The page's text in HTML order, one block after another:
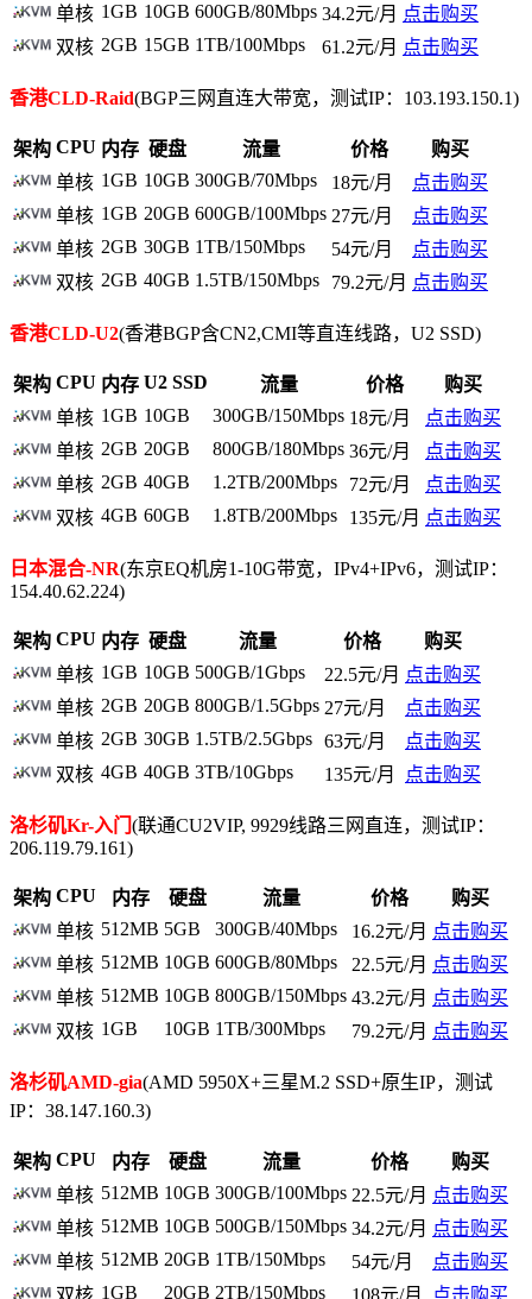
单核 1GB 10GB 600GB/80Mbps 34.2元/月 点击购买
双核 2GB 15GB 1TB/100Mbps 61.2元/月 点击购买
香港CLD-Raid(BGP三网直连大带宽，测试IP：103.193.150.1)
架构 CPU 内存 硬盘 流量 价格
购买
单核 1GB 10GB 300GB/70Mbps 18元/月
点击购买
单核 1GB 20GB 600GB/100Mbps 27元/月
点击购买
单核 2GB 30GB 1TB/150Mbps 54元/月
点击购买
双核 2GB 40GB 1.5TB/150Mbps 79.2元/月 点击购买
香港CLD-U2(香港BGP含CN2,CMI等直连线路，U2 SSD)
架构 CPU 内存 U2 SSD 流量 价格
购买
单核 1GB 10GB 300GB/150Mbps 18元/月
点击购买
单核 2GB 20GB 800GB/180Mbps 36元/月
点击购买
单核 2GB 40GB 1.2TB/200Mbps 72元/月
点击购买
双核 4GB 60GB 1.8TB/200Mbps 135元/月 点击购买
日本混合-NR(东京EQ机房1-10G带宽，IPv4+IPv6，测试IP：
154.40.62.224)
架构 CPU 内存 硬盘 流量 价格
购买
单核 1GB 10GB 500GB/1Gbps 22.5元/月 点击购买
单核 2GB 20GB 800GB/1.5Gbps 27元/月
点击购买
单核 2GB 30GB 1.5TB/2.5Gbps 63元/月
点击购买
双核 4GB 40GB 3TB/10Gbps 135元/月 点击购买
洛杉矶Kr-入门 (联通CU2VIP, 9929线路三网直连，测试IP：
206.119.79.161)
架构 CPU 内存 硬盘 流量 价格
购买
单核 512MB 5GB 300GB/40Mbps 16.2元/月 点击购买
单核 512MB 10GB 600GB/80Mbps 22.5元/月 点击购买
单核 512MB 10GB 800GB/150Mbps 43.2元/月 点击购买
双核 1GB 10GB 1TB/300Mbps 79.2元/月 点击购买
洛杉矶AMD-gia(AMD 5950X+三星M.2 SSD+原生IP，测试
IP：38.147.160.3)
架构 CPU 内存 硬盘 流量 价格
购买
单核 512MB 10GB 300GB/100Mbps 22.5元/月 点击购买
单核 512MB 10GB 500GB/150Mbps 34.2元/月 点击购买
单核 512MB 20GB 1TB/150Mbps 54元/月
点击购买
双核 1GB 20GB 2TB/150Mbps 108元/月 点击购买